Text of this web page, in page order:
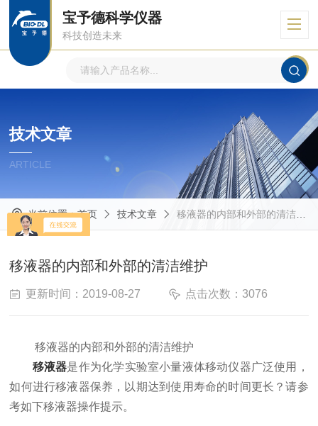
宝予德科学仪器
科技创造未来
技术文章
ARTICLE
当前位置：首页 技术文章 移液器的内部和外部的清洁维护
移液器的内部和外部的清洁维护
更新时间：2019-08-27 点击次数：3076
移液器的内部和外部的清洁维护
移液器是作为化学实验室小量液体移动仪器广泛使用，
如何进行移液器保养，以期达到使用寿命的时间更长？请参
考如下移液器操作提示。